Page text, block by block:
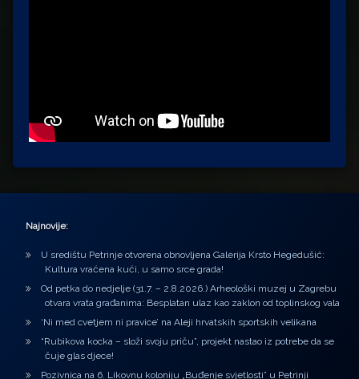
Najnovije:
U središtu Petrinje otvorena obnovljena Galerija Krsto Hegedušić:
Kultura vraćena kući, u samo srce grada!
Od petka do nedjelje (31.7. – 2.8.2026.) Arheološki muzej u Zagrebu
otvara vrata građanima: Besplatan ulaz kao zaklon od toplinskog vala
‘Ni med cvetjem ni pravice’ na Aleji hrvatskih sportskih velikana
“Rubikova kocka – složi svoju priču”, projekt nastao iz potrebe da se
čuje glas djece!
Pozivnica na 6. Likovnu koloniju „Buđenje svjetlosti” u Petrinji